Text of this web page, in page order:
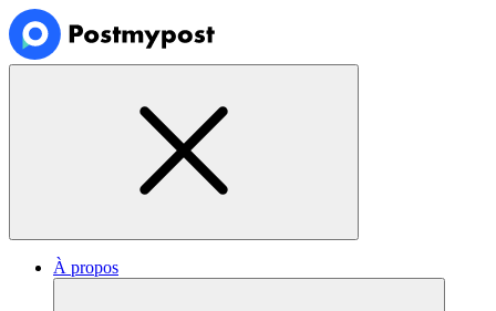
À propos